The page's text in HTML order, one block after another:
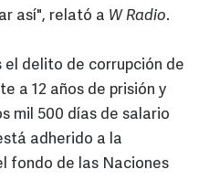
así", relató a W Radio.
el delito de corrupción de
a 12 años de prisión y
mil 500 días de salario
adherido a la
fondo de las Naciones